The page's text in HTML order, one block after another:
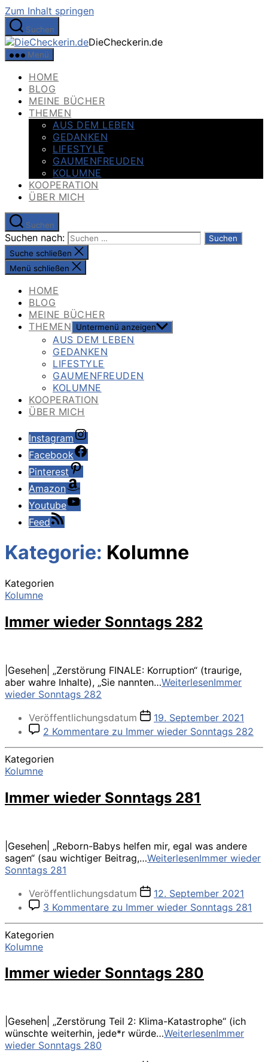
Zum Inhalt springen
Suchen
DieCheckerin.de
Menü
HOME
BLOG
MEINE BÜCHER
THEMEN
AUS DEM LEBEN
GEDANKEN
LIFESTYLE
GAUMENFREUDEN
KOLUMNE
KOOPERATION
ÜBER MICH
Suchen
Suchen nach:
Suche schließen
Menü schließen
HOME
BLOG
MEINE BÜCHER
THEMEN
Untermenü anzeigen
AUS DEM LEBEN
GEDANKEN
LIFESTYLE
GAUMENFREUDEN
KOLUMNE
KOOPERATION
ÜBER MICH
Instagram
Facebook
Pinterest
Amazon
Youtube
Feed
Kategorie: Kolumne
Kategorien
Kolumne
Immer wieder Sonntags 282
|Gesehen| „Zerstörung FINALE: Korruption“ (traurige,
aber wahre Inhalte), „Sie nannten…WeiterlesenImmer
wieder Sonntags 282
Veröffentlichungsdatum
19. September 2021
2 Kommentare zu Immer wieder Sonntags 282
Kategorien
Kolumne
Immer wieder Sonntags 281
|Gesehen| „Reborn-Babys helfen mir, egal was andere
sagen“ (sau wichtiger Beitrag,…WeiterlesenImmer wieder
Sonntags 281
Veröffentlichungsdatum
12. September 2021
3 Kommentare zu Immer wieder Sonntags 281
Kategorien
Kolumne
Immer wieder Sonntags 280
|Gesehen| „Zerstörung Teil 2: Klima-Katastrophe“ (ich
wünschte weiterhin, jede*r würde…WeiterlesenImmer
wieder Sonntags 280